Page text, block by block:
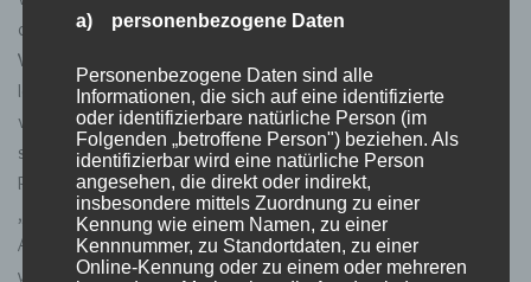
das etwa als Abfuhr? Er weiß doch, dass ich einen Freund habe.
Wieso kann er keine Gedanken lesen?
Ich schrieb ihm eine Nachricht: „Hey, es tut mir leid wegen
vorhin. Ich konnte das einfach noch nicht. Ich fand den Abend
super schön und würde dich gern wiedersehen. Nächste Woche
Pyjama Party bei Nicky, einer Freundin?“ Er antwortete mit:
„Verstehe ich. Ja sehr gerne bin ich da dabei.“ Am gleichen
Abend schrieb ich Leon was passiert war. Es war ihm egal. Ich
war erleichtert, denn so wichtig konnte ich ihm dann auch nicht
a) personenbezogene Daten
Personenbezogene Daten sind alle
Informationen, die sich auf eine identifizierte
oder identifizierbare natürliche Person (im
Folgenden „betroffene Person") beziehen. Als
identifizierbar wird eine natürliche Person
angesehen, die direkt oder indirekt,
insbesondere mittels Zuordnung zu einer
Kennung wie einem Namen, zu einer
Kennnummer, zu Standortdaten, zu einer
Online-Kennung oder zu einem oder mehreren